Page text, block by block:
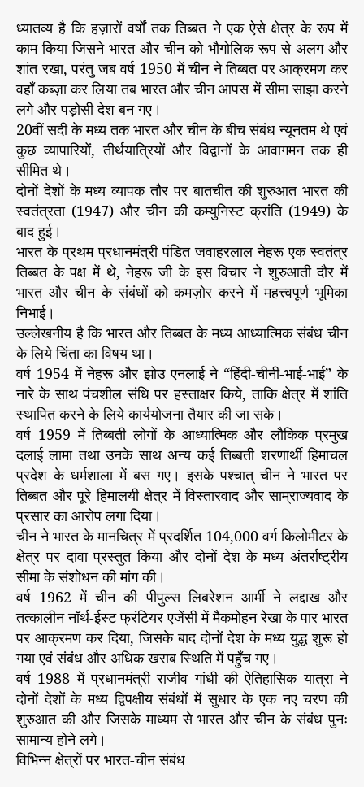
ध्यातव्य है कि हज़ारों वर्षों तक तिब्बत ने एक ऐसे क्षेत्र के रूप में
काम किया जिसने भारत और चीन को भौगोलिक रूप से अलग और
शांत रखा, परंतु जब वर्ष 1950 में चीन ने तिब्बत पर आक्रमण कर
वहाँ कब्ज़ा कर लिया तब भारत और चीन आपस में सीमा साझा करने
लगे और पड़ोसी देश बन गए।
20वीं सदी के मध्य तक भारत और चीन के बीच संबंध न्यूनतम थे एवं
कुछ व्यापारियों, तीर्थयात्रियों और विद्वानों के आवागमन तक ही
सीमित थे।
दोनों देशों के मध्य व्यापक तौर पर बातचीत की शुरुआत भारत की
स्वतंत्रता (1947) और चीन की कम्युनिस्ट क्रांति (1949) के
बाद हुई।
भारत के प्रथम प्रधानमंत्री पंडित जवाहरलाल नेहरू एक स्वतंत्र
तिब्बत के पक्ष में थे, नेहरू जी के इस विचार ने शुरुआती दौर में
भारत और चीन के संबंधों को कमज़ोर करने में महत्त्वपूर्ण भूमिका
निभाई।
उल्लेखनीय है कि भारत और तिब्बत के मध्य आध्यात्मिक संबंध चीन
के लिये चिंता का विषय था।
वर्ष 1954 में नेहरू और झोउ एनलाई ने “हिंदी-चीनी-भाई-भाई” के
नारे के साथ पंचशील संधि पर हस्ताक्षर किये, ताकि क्षेत्र में शांति
स्थापित करने के लिये कार्ययोजना तैयार की जा सके।
वर्ष 1959 में तिब्बती लोगों के आध्यात्मिक और लौकिक प्रमुख
दलाई लामा तथा उनके साथ अन्य कई तिब्बती शरणार्थी हिमाचल
प्रदेश के धर्मशाला में बस गए। इसके पश्चात् चीन ने भारत पर
तिब्बत और पूरे हिमालयी क्षेत्र में विस्तारवाद और साम्राज्यवाद के
प्रसार का आरोप लगा दिया।
चीन ने भारत के मानचित्र में प्रदर्शित 104,000 वर्ग किलोमीटर के
क्षेत्र पर दावा प्रस्तुत किया और दोनों देश के मध्य अंतर्राष्ट्रीय
सीमा के संशोधन की मांग की।
वर्ष 1962 में चीन की पीपुल्स लिबरेशन आर्मी ने लद्दाख और
तत्कालीन नॉर्थ-ईस्ट फ्रंटियर एजेंसी में मैकमोहन रेखा के पार भारत
पर आक्रमण कर दिया, जिसके बाद दोनों देश के मध्य युद्ध शुरू हो
गया एवं संबंध और अधिक खराब स्थिति में पहुँच गए।
वर्ष 1988 में प्रधानमंत्री राजीव गांधी की ऐतिहासिक यात्रा ने
दोनों देशों के मध्य द्विपक्षीय संबंधों में सुधार के एक नए चरण की
शुरुआत की और जिसके माध्यम से भारत और चीन के संबंध पुनः
सामान्य होने लगे।
विभिन्न क्षेत्रों पर भारत-चीन संबंध